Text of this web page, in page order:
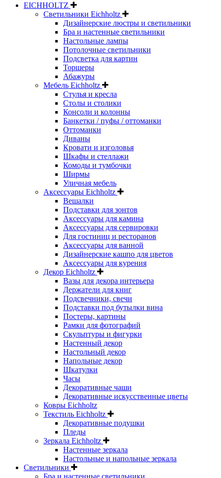
EICHHOLTZ
Светильники Eichholtz
Дизайнерские люстры и светильники
Бра и настенные светильники
Настольные лампы
Потолочные светильники
Подсветка для картин
Торшеры
Абажуры
Мебель Eichholtz
Стулья и кресла
Столы и столики
Консоли и колонны
Банкетки / пуфы / оттоманки
Оттоманки
Диваны
Кровати и изголовья
Шкафы и стеллажи
Комоды и тумбочки
Ширмы
Уличная мебель
Аксессуары Eichholtz
Вешалки
Подставки для зонтов
Аксессуары для камина
Аксессуары для сервировки
Для гостиниц и ресторанов
Аксессуары для ванной
Дизайнерские кашпо для цветов
Аксессуары для курения
Декор Eichholtz
Вазы для декора интерьера
Держатели для книг
Подсвечники, свечи
Подставки под бутылки вина
Постеры, картины
Рамки для фотографий
Скульптуры и фигурки
Настенный декор
Настольный декор
Напольные декор
Шкатулки
Часы
Декоративные чаши
Декоративные искусственные цветы
Ковры Eichholtz
Текстиль Eichholtz
Декоративные подушки
Пледы
Зеркала Eichholtz
Настенные зеркала
Настольные и напольные зеркала
Светильники
Бра и настенные светильники